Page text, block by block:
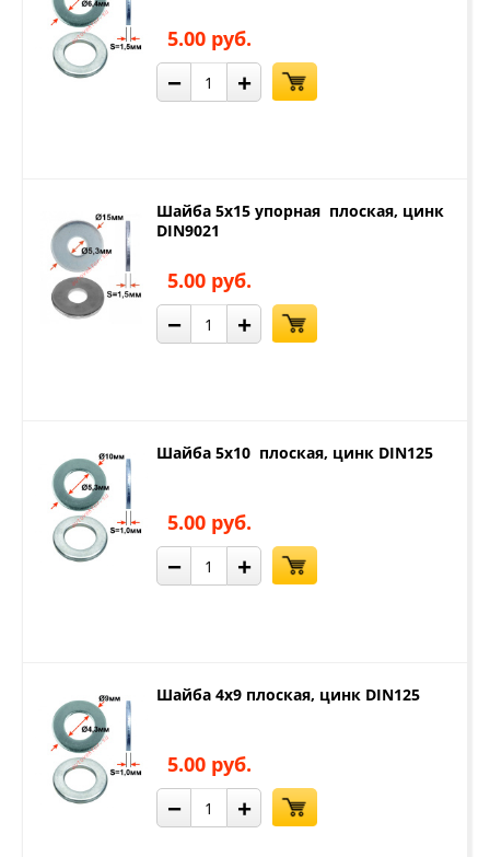
5.00 руб.
− +
Шайба 5х15 упорная плоская, цинк
DIN9021
5.00 руб.
− +
Шайба 5х10 плоская, цинк DIN125
5.00 руб.
− +
Шайба 4х9 плоская, цинк DIN125
5.00 руб.
− +